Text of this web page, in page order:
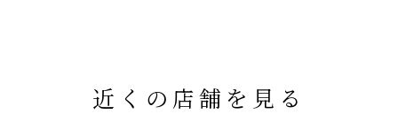
近くの店舗を見る